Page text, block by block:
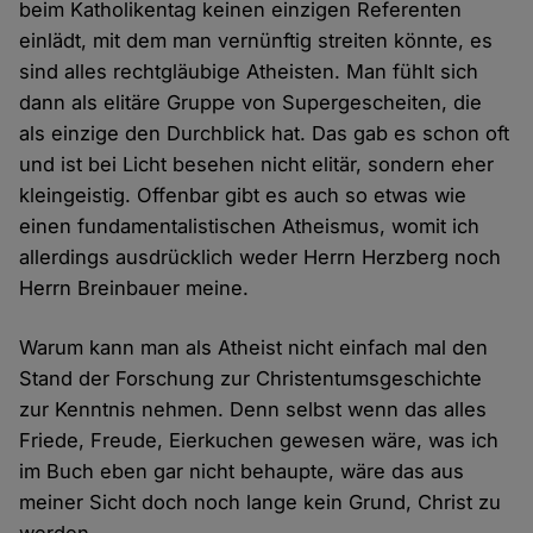
beim Katholikentag keinen einzigen Referenten
einlädt, mit dem man vernünftig streiten könnte, es
sind alles rechtgläubige Atheisten. Man fühlt sich
dann als elitäre Gruppe von Supergescheiten, die
als einzige den Durchblick hat. Das gab es schon oft
und ist bei Licht besehen nicht elitär, sondern eher
kleingeistig. Offenbar gibt es auch so etwas wie
einen fundamentalistischen Atheismus, womit ich
allerdings ausdrücklich weder Herrn Herzberg noch
Herrn Breinbauer meine.
Warum kann man als Atheist nicht einfach mal den
Stand der Forschung zur Christentumsgeschichte
zur Kenntnis nehmen. Denn selbst wenn das alles
Friede, Freude, Eierkuchen gewesen wäre, was ich
im Buch eben gar nicht behaupte, wäre das aus
meiner Sicht doch noch lange kein Grund, Christ zu